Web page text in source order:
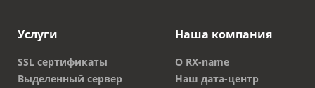
Услуги
SSL сертификаты
Выделенный сервер
Наша компания
О RX-name
Наш дата-центр